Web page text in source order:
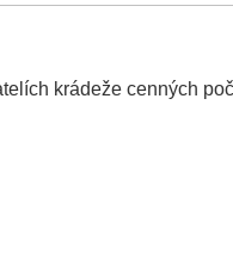
krádeže cenných